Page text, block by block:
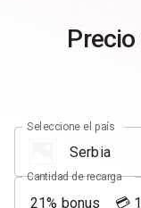
Seleccione el país
Cantidad de recarga